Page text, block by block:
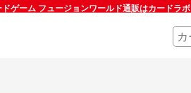
ゲーム フュージョンワールド通販はカードラボ